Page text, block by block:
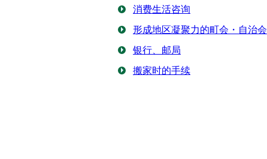
消费生活咨询
形成地区凝聚力的町会・自治会
银行、邮局
搬家时的手续